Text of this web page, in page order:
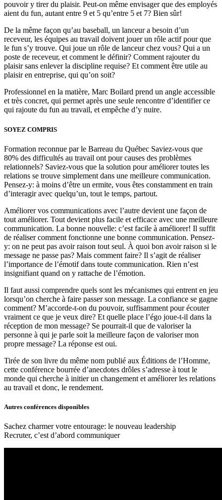
pouvoir y tirer du plaisir. Peut-on même envisager que des employés
aient du fun, autant entre 9 et 5 qu’entre 5 et 7? Bien sûr!
De la même façon qu’au baseball, un lanceur a besoin d’un
receveur, les équipes au travail doivent jouer un rôle actif pour que
le fun s’y trouve. Qui joue un rôle de lanceur chez vous? Qui a un
poste de receveur, et comment le définir? Comment rajouter du
plaisir sans enlever la discipline requise? Et comment être utile au
plaisir en entreprise, qui qu’on soit?
Professionnel en la matière, Marc Boilard prend un angle accessible
et très concret, qui permet après une seule rencontre d’identifier ce
qui rajoute du fun au travail, et empêche d’y nuire.
SOYEZ COMPRIS
Formation reconnue par le Barreau du Québec Saviez-vous que
80% des difficultés au travail ont pour causes des problèmes
relationnels? Saviez-vous que la solution pour améliorer toutes les
relations se trouve simplement dans une meilleure communication.
Pensez-y: à moins d’être un ermite, vous êtes constamment en train
d’interagir avec quelqu’un, tout le temps, partout.
Améliorer vos communications avec l’autre devient une façon de
tout améliorer. Tout devient plus facile et efficace avec une meilleure
communication. La bonne nouvelle: c’est facile à améliorer! Il suffit
de réaliser comment fonctionne une bonne communication. Pensez-
y: on ne peut pas avoir raison tout seul. À quoi bon avoir raison si le
message ne passe pas? Mais comment faire? Il s’agit de réaliser
l’importance de l’émotif dans toute communication. Rien n’est
insignifiant quand on y rattache de l’émotion.
Il faut aussi comprendre quels sont les mécanismes qui entrent en jeu
lorsqu’on cherche à faire passer son message. La confiance se gagne
comment? M’accorde-t-on du pouvoir, suffisamment pour écouter
vraiment ce que je veux dire? Et quelle place l’égo joue-t-il dans la
réception de mon message? Se pourrait-il que de valoriser la
personne à qui je parle soit la meilleure façon de valoriser mon
propre message? La réponse est oui.
Tirée de son livre du même nom publié aux Éditions de l’Homme,
cette conférence bourrée d’anecdotes drôles s’adresse à tout le
monde qui cherche à initier un changement et améliorer les relations
au travail et donc, le rendement.
Autres conférences disponibles
Sachez charmer votre entourage: le nouveau leadership
Recruter, c’est d’abord communiquer